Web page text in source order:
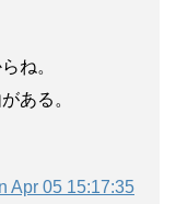
ね。
ある。
Apr 05 15:17:35